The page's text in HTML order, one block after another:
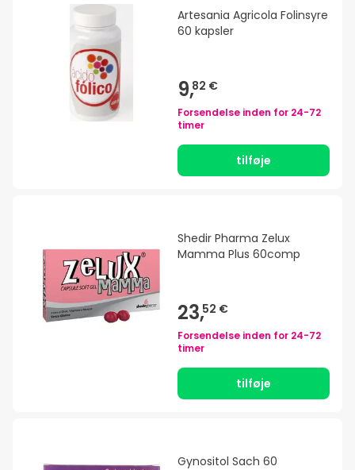
Artesania Agricola Folinsyre
60 kapsler
9,82 €
Forsendelse inden for 24-72
timer
tilføje
Shedir Pharma Zelux
Mamma Plus 60comp
23,52 €
Forsendelse inden for 24-72
timer
tilføje
Gynositol Sach 60